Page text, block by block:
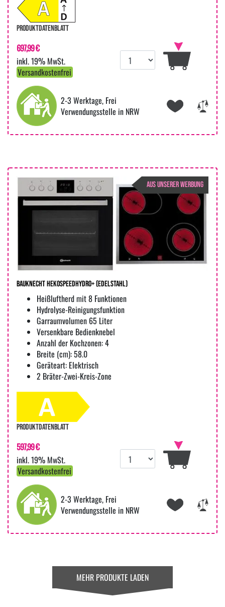
PRODUKTDATENBLATT
697,99 €
inkl. 19% MwSt.
Versandkostenfrei
2-3 Werktage, Frei
Verwendungsstelle in NRW
AUS UNSERER WERBUNG
Bauknecht HekoSpeedHydro+ (edelstahl)
Heißluftherd mit 8 Funktionen
Hydrolyse-Reinigungsfunktion
Garraumvolumen 65 Liter
Versenkbare Bedienknebel
Anzahl der Kochzonen: 4
Breite (cm): 58.0
Geräteart: Elektrisch
2 Bräter-Zwei-Kreis-Zone
PRODUKTDATENBLATT
597,99 €
inkl. 19% MwSt.
Versandkostenfrei
2-3 Werktage, Frei
Verwendungsstelle in NRW
MEHR PRODUKTE LADEN